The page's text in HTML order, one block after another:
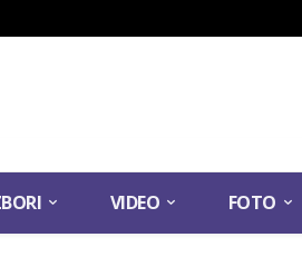
VIDEO FOTO